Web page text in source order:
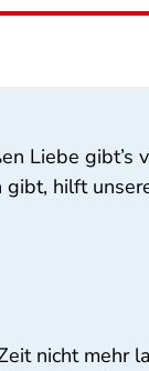
Liebe gibt’s
hilft
nicht mehr